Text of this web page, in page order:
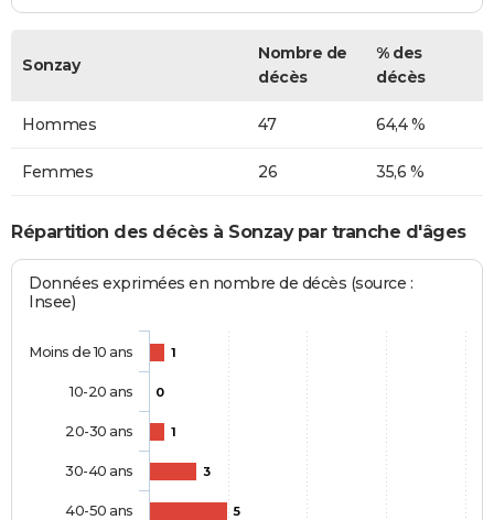
Sonzay
Nombre de
décès
% des
décès
Hommes 47 64,4 %
Femmes 26 35,6 %
Répartition des décès à Sonzay par tranche d'âges
Données exprimées en nombre de décès (source :
Insee)
1
0
1
3
5
Moins de 10 ans
10-20 ans
20-30 ans
30-40 ans
40-50 ans